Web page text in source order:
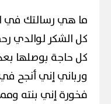
ما هي رسالتك في
كل الشكر لوالدي
كل حاجة بوصلها
ورباني إني أنجح
فخورة إني بنته